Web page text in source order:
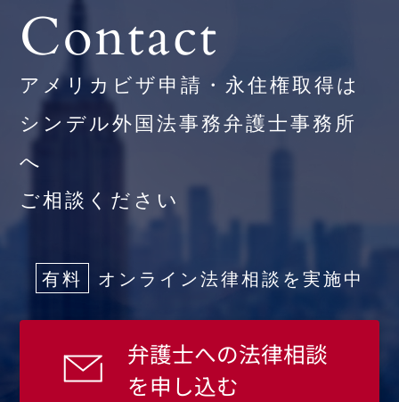
Contact
アメリカビザ申請・永住権取得は
シンデル外国法事務弁護士事務所
へ
ご相談ください
有料 オンライン法律相談を実施中
弁護士への法律相談
を申し込む